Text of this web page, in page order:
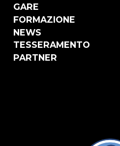
GARE
FORMAZIONE
NEWS
TESSERAMENTO
PARTNER